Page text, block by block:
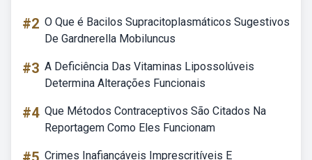
#2 O Que é Bacilos Supracitoplasmáticos Sugestivos
De Gardnerella Mobiluncus
#3 A Deficiência Das Vitaminas Lipossolúveis
Determina Alterações Funcionais
#4 Que Métodos Contraceptivos São Citados Na
Reportagem Como Eles Funcionam
Crimes Inafiançáveis Imprescritíveis E